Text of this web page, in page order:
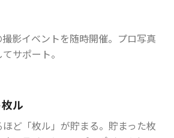
影イベントを随時開催。プロ写真
サポート。
ル
ど「枚ル」が貯まる。貯まった枚